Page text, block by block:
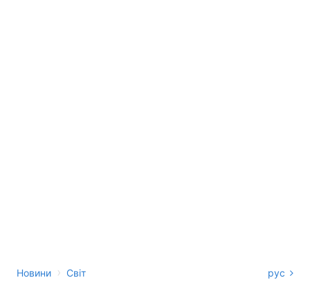
Новини › Світ рус